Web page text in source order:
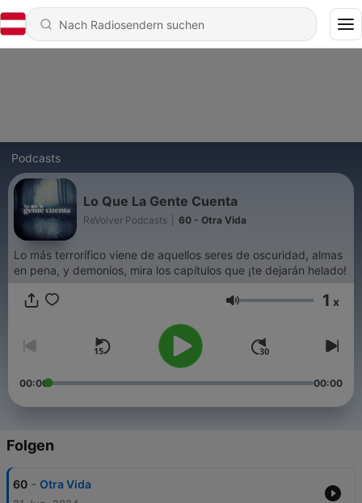
Podcasts
Lo Que La Gente Cuenta
ReVolver Podcasts 60 - Otra Vida
Lo más terrorífico viene de aquellos seres de oscuridad, almas
en pena, y demonios, mira los capítulos que ¡te dejarán helado!
Lautstärke 1 x
00:00 00:00
Folgen
60 - Otra Vida